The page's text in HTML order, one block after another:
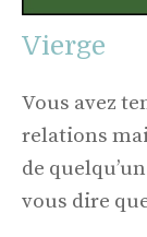
Vierge
Vous avez
relations
de
vous dire